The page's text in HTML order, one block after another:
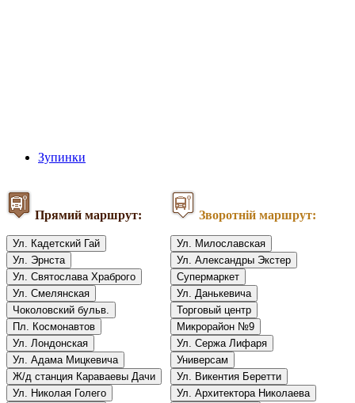
Зупинки
Прямий маршрут:
Ул. Кадетский Гай
Ул. Эрнста
Ул. Святослава Храброго
Ул. Смелянская
Чоколовский бульв.
Пл. Космонавтов
Ул. Лондонская
Ул. Адама Мицкевича
Ж/д станция Караваевы Дачи
Ул. Николая Голего
Зворотній маршрут:
Ул. Милославская
Ул. Александры Экстер
Супермаркет
Ул. Данькевича
Торговый центр
Микрорайон №9
Ул. Сержа Лифаря
Универсам
Ул. Викентия Беретти
Ул. Архитектора Николаева